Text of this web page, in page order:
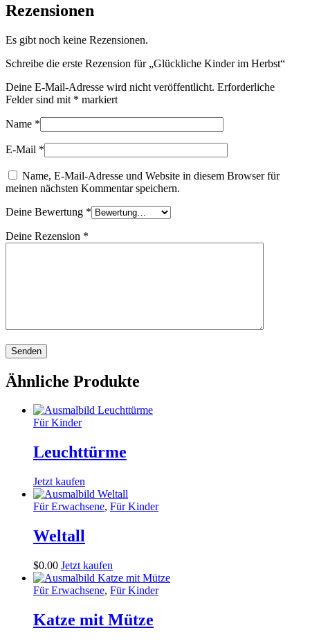
Rezensionen
Es gibt noch keine Rezensionen.
Schreibe die erste Rezension für „Glückliche Kinder im Herbst“
Deine E-Mail-Adresse wird nicht veröffentlicht. Erforderliche
Felder sind mit * markiert
Name *
E-Mail *
Name, E-Mail-Adresse und Website in diesem Browser für
meinen nächsten Kommentar speichern.
Deine Bewertung *
Deine Rezension *
Ähnliche Produkte
Für Kinder
Leuchttürme
Jetzt kaufen
Für Erwachsene, Für Kinder
Weltall
$0.00 Jetzt kaufen
Für Erwachsene, Für Kinder
Katze mit Mütze